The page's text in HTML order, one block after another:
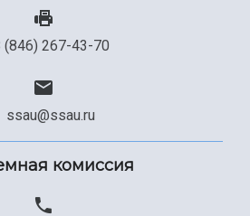
(846) 267-43-70
ssau@ssau.ru
комиссия